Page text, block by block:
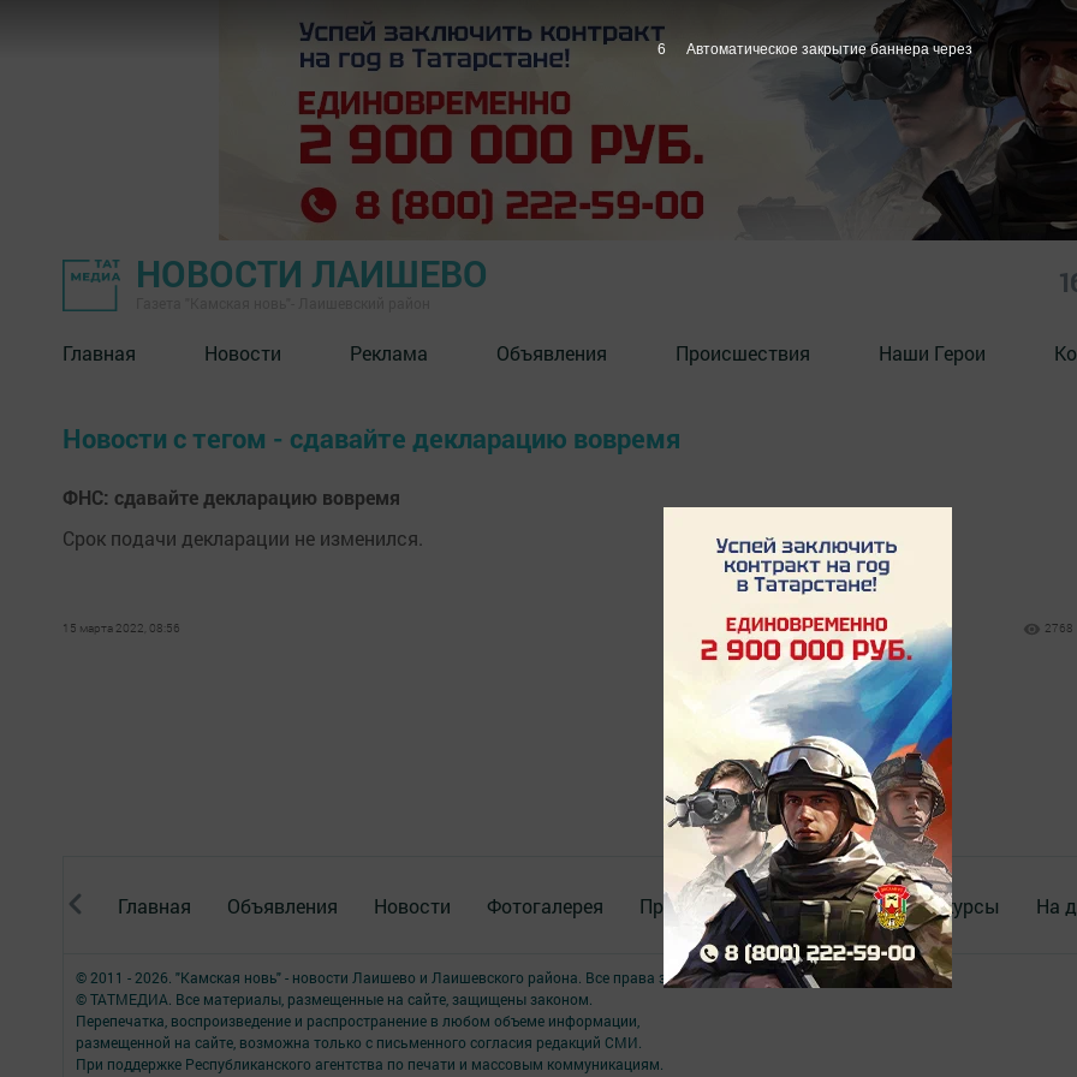
НОВОСТИ ЛАИШЕВО
Главная Новости Реклама Объявления Происшествия Наши Герои
Новости с тегом - сдавайте декларацию вовремя
ФНС: сдавайте декларацию вовремя
Срок подачи декларации не изменился.
15 марта 2022, 08:56 2768
Главная Объявления Новости Фотогалерея Происшествия ВИДЕО Конкурсы На
© 2011 - 2026. "Камская новь" - новости Лаишево и Лаишевского района. Все права защищены.
© ТАТМЕДИА. Все материалы, размещенные на сайте, защищены законом.
Перепечатка, воспроизведение и распространение в любом объеме информации,
размещенной на сайте, возможна только с письменного согласия редакций СМИ.
При поддержке Республиканского агентства по печати и массовым коммуникациям.
6 Автоматическое закрытие баннера через